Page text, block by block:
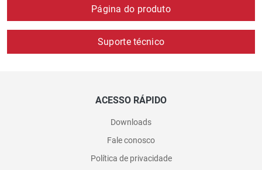
Página do produto
Suporte técnico
ACESSO RÁPIDO
Downloads
Fale conosco
Política de privacidade